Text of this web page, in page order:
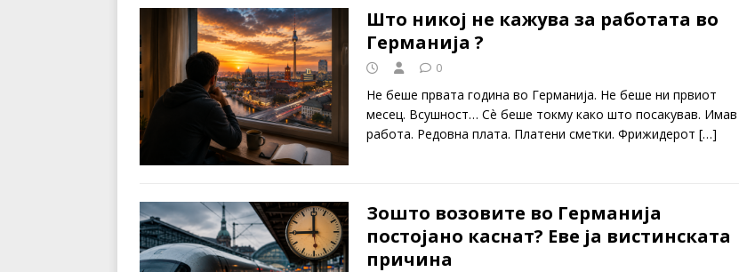
Што никој не кажува за работата во
Германија ?
0
Не беше првата година во Германија. Не беше ни првиот
месец. Всушност… Сè беше токму како што посакував. Имав
работа. Редовна плата. Платени сметки. Фрижидерот […]
Зошто возовите во Германија
постојано каснат? Еве ја вистинската
причина